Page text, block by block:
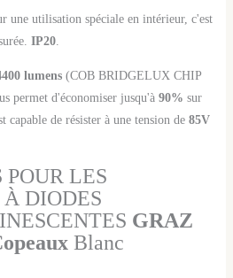
une utilisation spéciale en intérieur, c'est
IP20.
lumens(COB BRIDGELUX CHIP
permet d'économiser jusqu'à 90% sur
de résister à une tension de 85V
LES
À DIODES
GRAZ
Blanc